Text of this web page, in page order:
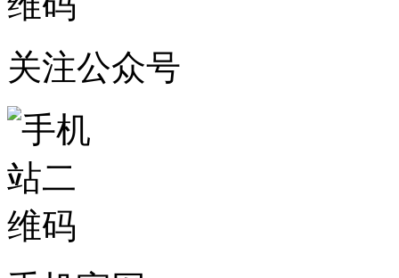
关注公众号